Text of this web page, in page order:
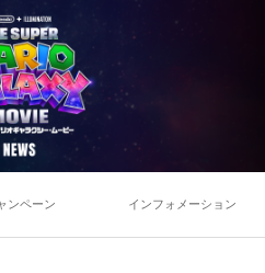
ンペーン インフォメーション